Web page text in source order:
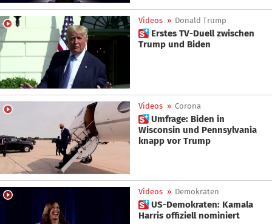
Videos » Donald Trump
 Erstes TV-Duell zwischen
Trump und Biden
Videos » Corona
 Umfrage: Biden in
Wisconsin und Pennsylvania
knapp vor Trump
Videos » Demokraten
 US-Demokraten: Kamala
Harris offiziell nominiert